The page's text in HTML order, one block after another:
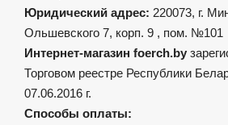
Юридический адрес: 220073, г.
Ольшевского 7, корп. 9 , пом. №101
Интернет-магазин foerch.by
Торговом реестре Республики
07.06.2016 г.
Способы оплаты: